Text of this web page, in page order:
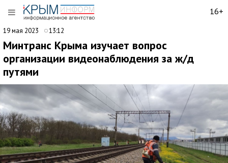
16+
19 мая 2023 13:12
Минтранс Крыма изучает вопрос
организации видеонаблюдения за ж/д
путями